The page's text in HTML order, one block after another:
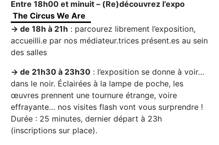
Entre 18h00 et minuit – (Re)découvrez l’expo
The Circus We Are
→ de 18h à 21h : parcourez librement l’exposition,
accueilli.e par nos médiateur.trices présent.es au sein
des salles
→ de 21h30 à 23h30 : l’exposition se donne à voir…
dans le noir. Éclairées à la lampe de poche, les
œuvres prennent une tournure étrange, voire
effrayante… nos visites flash vont vous surprendre !
Durée : 25 minutes, dernier départ à 23h
(inscriptions sur place).